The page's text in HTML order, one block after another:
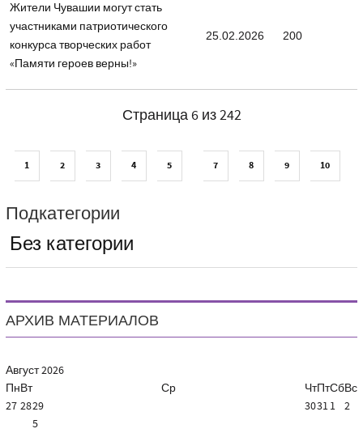
Жители Чувашии могут стать
участниками патриотического
конкурса творческих работ
«Памяти героев верны!»
25.02.2026 200
Страница 6 из 242
1 2 3 4 5 7 8 9 10
Подкатегории
Без категории
АРХИВ МАТЕРИАЛОВ
Август2026
ПнВт Ср ЧтПтСбВс
27 2829 30311 2
5